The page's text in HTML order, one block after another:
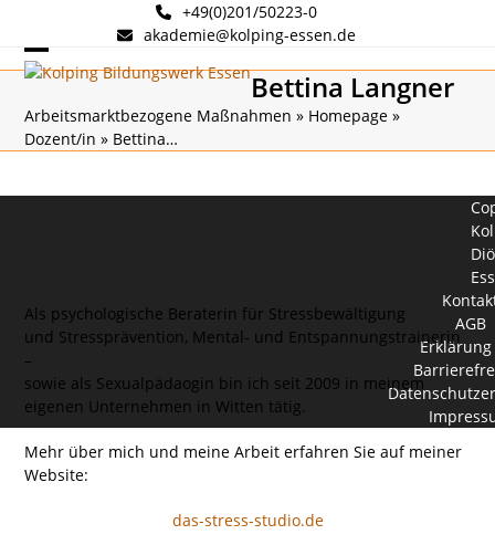
content
+49(0)201/50223-0
akademie@kolping-essen.de
Open
mobile
menu
Close
mobile
menu
Bettina Langner
Arbeitsmarktbezogene Maßnahmen » Homepage »
Dozent/in » Bettina…
Als psychologische Beraterin für Stressbewältigung
und Stressprävention, Mental- und Entspannungstrainerin
–
sowie als Sexualpädaogin bin ich seit 2009 in meinem
eigenen Unternehmen in Witten tätig.
Mehr über mich und meine Arbeit erfahren Sie auf meiner
Website:
das-stress-studio.de
AGB